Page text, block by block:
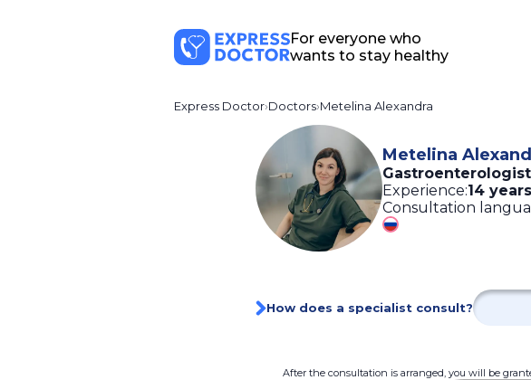
For everyone who
wants to stay healthy
Express Doctor Doctors Metelina Alexandra
Metelina
Experience:14 years
Consultation
How does a specialist consult?
After the consultation is arranged, you will be